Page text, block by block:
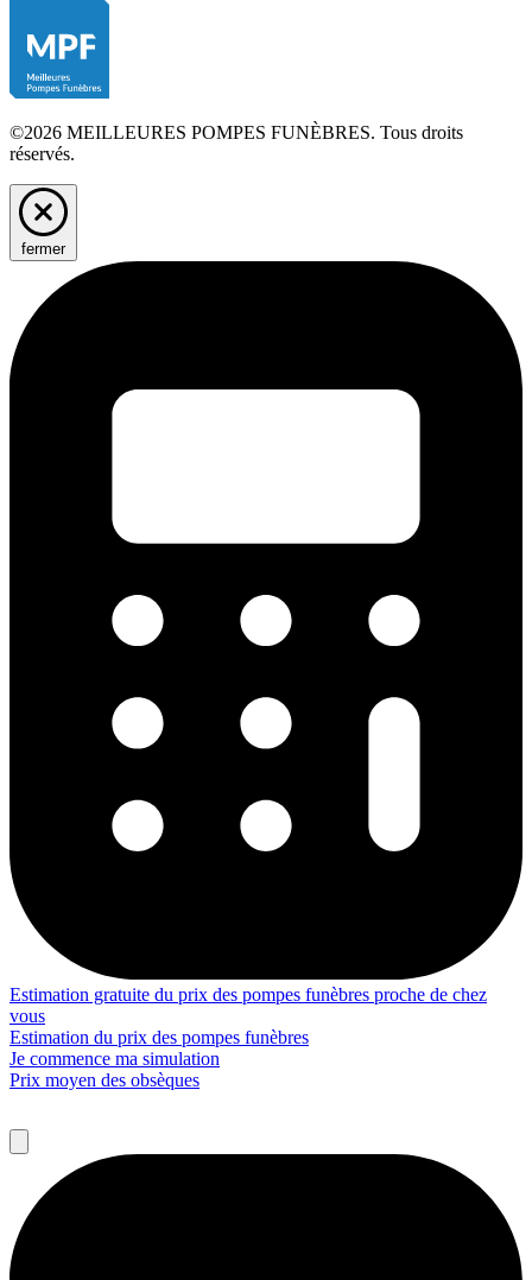
©2026 MEILLEURES POMPES FUNÈBRES. Tous droits
réservés.
fermer
Estimation gratuite du prix des pompes funèbres proche de chez
vous
Estimation du prix des pompes funèbres
Je commence ma simulation
Prix moyen des obsèques